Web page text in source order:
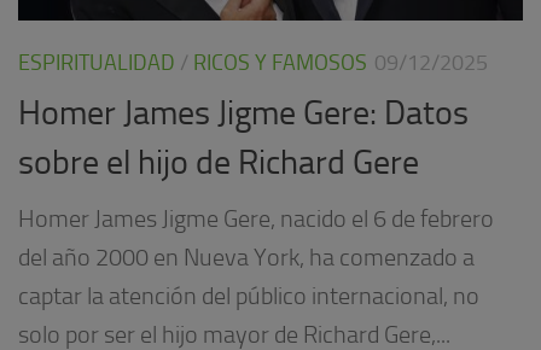
ESPIRITUALIDAD / RICOS Y FAMOSOS 09/12/2025
Homer James Jigme Gere: Datos
sobre el hijo de Richard Gere
Homer James Jigme Gere, nacido el 6 de febrero
del año 2000 en Nueva York, ha comenzado a
captar la atención del público internacional, no
solo por ser el hijo mayor de Richard Gere,...